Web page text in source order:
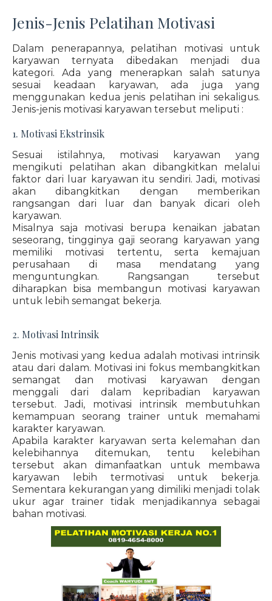
Jenis-Jenis Pelatihan Motivasi
Dalam penerapannya, pelatihan motivasi untuk
karyawan ternyata dibedakan menjadi dua
kategori. Ada yang menerapkan salah satunya
sesuai keadaan karyawan, ada juga yang
menggunakan kedua jenis pelatihan ini sekaligus.
Jenis-jenis motivasi karyawan tersebut meliputi :
1. Motivasi Ekstrinsik
Sesuai istilahnya, motivasi karyawan yang
mengikuti pelatihan akan dibangkitkan melalui
faktor dari luar karyawan itu sendiri. Jadi, motivasi
akan dibangkitkan dengan memberikan
rangsangan dari luar dan banyak dicari oleh
karyawan.
Misalnya saja motivasi berupa kenaikan jabatan
seseorang, tingginya gaji seorang karyawan yang
memiliki motivasi tertentu, serta kemajuan
perusahaan di masa mendatang yang
menguntungkan. Rangsangan tersebut
diharapkan bisa membangun motivasi karyawan
untuk lebih semangat bekerja.
2. Motivasi Intrinsik
Jenis motivasi yang kedua adalah motivasi intrinsik
atau dari dalam. Motivasi ini fokus membangkitkan
semangat dan motivasi karyawan dengan
menggali dari dalam kepribadian karyawan
tersebut. Jadi, motivasi intrinsik membutuhkan
kemampuan seorang trainer untuk memahami
karakter karyawan.
Apabila karakter karyawan serta kelemahan dan
kelebihannya ditemukan, tentu kelebihan
tersebut akan dimanfaatkan untuk membawa
karyawan lebih termotivasi untuk bekerja.
Sementara kekurangan yang dimiliki menjadi tolak
ukur agar trainer tidak menjadikannya sebagai
bahan motivasi.